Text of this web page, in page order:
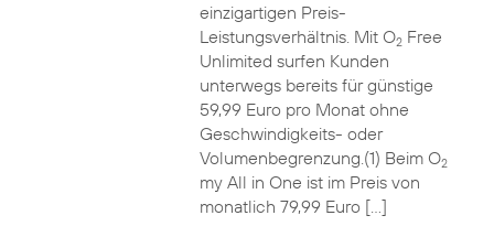
einzigartigen Preis-
Leistungsverhältnis. Mit O2Free
Unlimited surfen Kunden
unterwegs bereits für günstige
59,99 Euro pro Monat ohne
Geschwindigkeits- oder
Volumenbegrenzung.(1) Beim O2
my All in One ist im Preis von
monatlich 79,99 Euro […]